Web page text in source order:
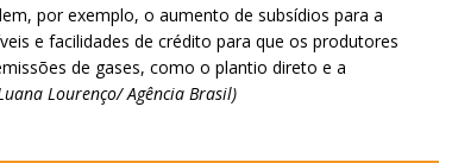
por exemplo, o aumento de subsídios para a
e facilidades de crédito para que os produtores
de gases, como o plantio direto e a
Lourenço/ Agência Brasil)